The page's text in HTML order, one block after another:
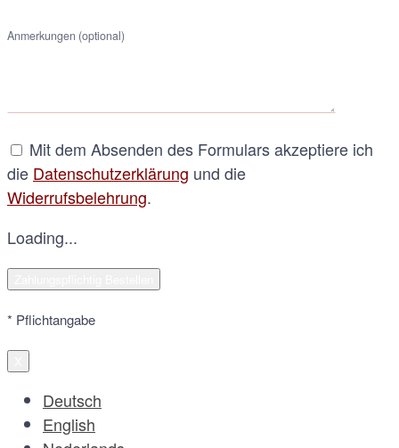
Anmerkungen (optional)
Mit dem Absenden des Formulars akzeptiere ich
die Datenschutzerklärung und die
Widerrufsbelehrung.
Loading...
* Pflichtangabe
Deutsch
English